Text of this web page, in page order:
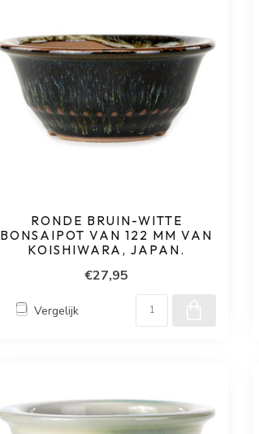
RONDE BRUIN-WITTE
BONSAIPOT VAN 122 MM VAN
KOISHIWARA, JAPAN.
€27,95
Vergelijk